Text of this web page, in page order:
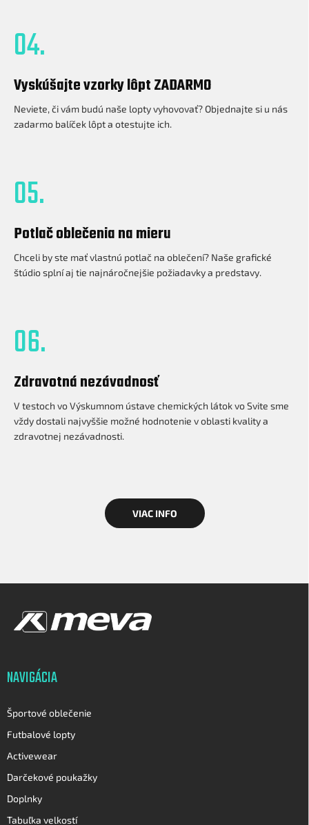
04.
Vyskúšajte vzorky lôpt ZADARMO
Neviete, či vám budú naše lopty vyhovovať? Objednajte si u nás
zadarmo balíček lôpt a otestujte ich.
05.
Potlač oblečenia na mieru
Chceli by ste mať vlastnú potlač na oblečení? Naše grafické
štúdio splní aj tie najnáročnejšie požiadavky a predstavy.
06.
Zdravotná nezávadnosť
V testoch vo Výskumnom ústave chemických látok vo Svite sme
vždy dostali najvyššie možné hodnotenie v oblasti kvality a
zdravotnej nezávadnosti.
VIAC INFO
Z
NAVIGÁCIA
Športové oblečenie
Futbalové lopty
Activewear
Darčekové poukažky
Doplnky
Tabuľka velkostí